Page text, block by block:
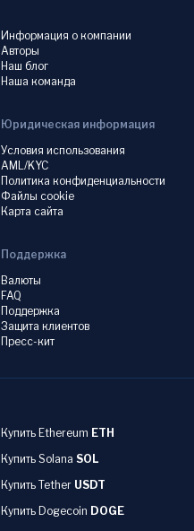
Информация о компании
Авторы
Наш блог
Наша команда
Юридическая информация
Условия использования
AML/KYC
Политика конфиденциальности
Файлы cookie
Карта сайта
Поддержка
Валюты
FAQ
Поддержка
Защита клиентов
Пресс-кит
Купить Ethereum ETH
Купить Solana SOL
Купить Tether USDT
Купить Dogecoin DOGE